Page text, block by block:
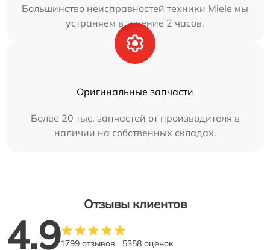
Большинство неисправностей техники Miele мы
устраняем в течение 2 часов.
Оригинальные запчасти
Более 20 тыс. запчастей от производителя в
наличии на собственных складах.
Отзывы клиентов
4.91799 отзывов 5358 оценок